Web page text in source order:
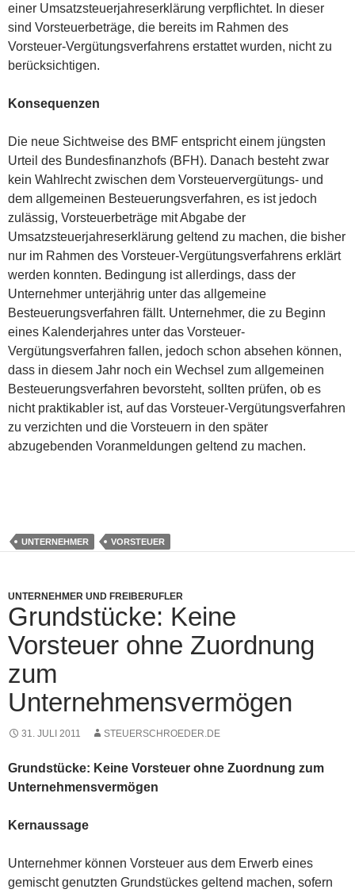
einer Umsatzsteuerjahreserklärung verpflichtet. In dieser
sind Vorsteuerbeträge, die bereits im Rahmen des
Vorsteuer-Vergütungsverfahrens erstattet wurden, nicht zu
berücksichtigen.
Konsequenzen
Die neue Sichtweise des BMF entspricht einem jüngsten
Urteil des Bundesfinanzhofs (BFH). Danach besteht zwar
kein Wahlrecht zwischen dem Vorsteuervergütungs- und
dem allgemeinen Besteuerungsverfahren, es ist jedoch
zulässig, Vorsteuerbeträge mit Abgabe der
Umsatzsteuerjahreserklärung geltend zu machen, die bisher
nur im Rahmen des Vorsteuer-Vergütungsverfahrens erklärt
werden konnten. Bedingung ist allerdings, dass der
Unternehmer unterjährig unter das allgemeine
Besteuerungsverfahren fällt. Unternehmer, die zu Beginn
eines Kalenderjahres unter das Vorsteuer-
Vergütungsverfahren fallen, jedoch schon absehen können,
dass in diesem Jahr noch ein Wechsel zum allgemeinen
Besteuerungsverfahren bevorsteht, sollten prüfen, ob es
nicht praktikabler ist, auf das Vorsteuer-Vergütungsverfahren
zu verzichten und die Vorsteuern in den später
abzugebenden Voranmeldungen geltend zu machen.
UNTERNEHMER VORSTEUER
UNTERNEHMER UND FREIBERUFLER
Grundstücke: Keine
Vorsteuer ohne Zuordnung
zum
Unternehmensvermögen
31. JULI 2011 STEUERSCHROEDER.DE
Grundstücke: Keine Vorsteuer ohne Zuordnung zum
Unternehmensvermögen
Kernaussage
Unternehmer können Vorsteuer aus dem Erwerb eines
gemischt genutzten Grundstückes geltend machen, sofern